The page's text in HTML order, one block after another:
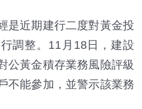
是近期建行二度對黃金投
調整。11月18日，建設
公黃金積存業務風險評級
不能參加，並警示該業務